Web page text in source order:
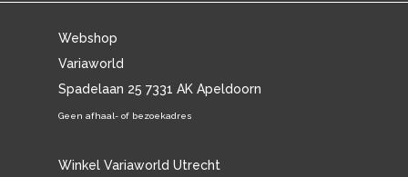
Webshop
Variaworld
Spadelaan 25 7331 AK Apeldoorn
Geen afhaal- of bezoekadres
Winkel Variaworld Utrecht